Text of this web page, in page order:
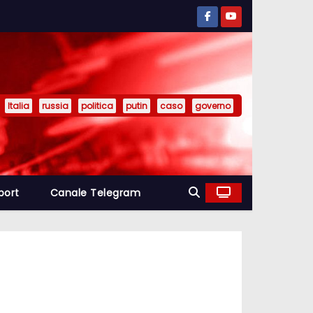
Italia russia politica putin caso governo
Canale Telegram